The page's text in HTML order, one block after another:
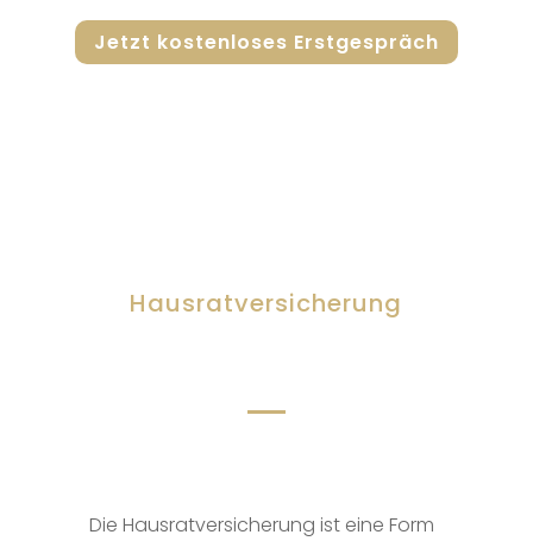
Jetzt kostenloses Erstgespräch
Hausratversicherung
Die Hausratversicherung ist eine Form